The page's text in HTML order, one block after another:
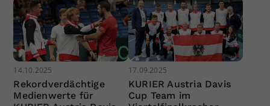
14.10.2025
Rekordverdächtige
Medienwerte für
17.09.2025
KURIER Austria Davis
Cup Team im